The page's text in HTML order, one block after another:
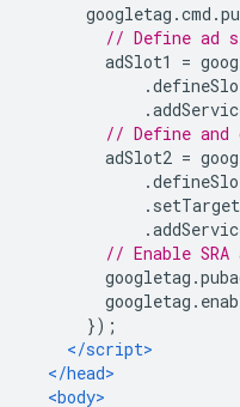
googletag .cmd .
// Define ad
adSlot1 =
.
.
// Define and
adSlot2 =
.
.
.
// Enable
googletag .
googletag .
});
</script>
</head>
<body>